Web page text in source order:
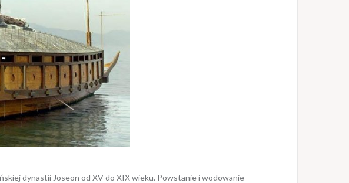
dynastii Joseon od XV do XIX wieku. Powstanie i wodowanie